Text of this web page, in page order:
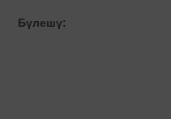
Бүлешү: